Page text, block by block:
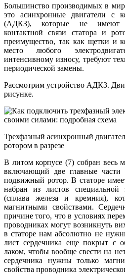
Большинство производимых в
это асинхронные двигатели с
(АДКЗ), которые не имеют
контактной связи статора и
преимущество, так как щетки и
место любого
интенсивному износу, требуют
периодической замены.
Рассмотрим устройство АДКЗ.
рисунке.
Трехфазный асинхронный
ротором в разрезе
В литом корпусе (7) собран весь
включающий две главные
подвижный ротор. В статоре
набран из листов специальной
(сплава железа и кремния),
магнитными свойствами.
причине того, что в условиях
проводниках могут возникнуть
в статоре нам абсолютно не
лист сердечника еще покрыт с
лаком, чтобы вообще свести на
сердечника нужны только
свойства проводника